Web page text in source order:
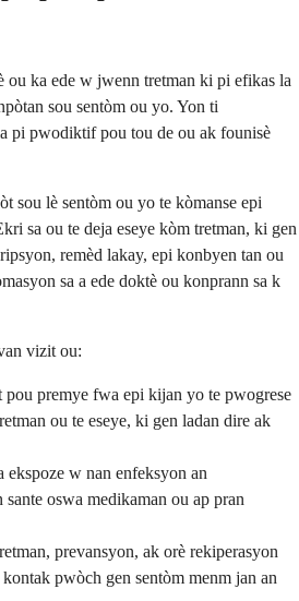
ou ka ede w jwenn tretman ki pi efikas la
sou sentòm ou yo. Yon ti
pi pwodiktif pou tou de ou ak founisè
sou lè sentòm ou yo te kòmanse epi
sa ou te deja eseye kòm tretman, ki gen
remèd lakay, epi konbyen tan ou
sa a ede doktè ou konprann sa k
vizit ou:
pou premye fwa epi kijan yo te pwogrese
ou te eseye, ki gen ladan dire ak
w nan enfeksyon an
oswa medikaman ou ap pran
prevansyon, ak orè rekiperasyon
pwòch gen sentòm menm jan an